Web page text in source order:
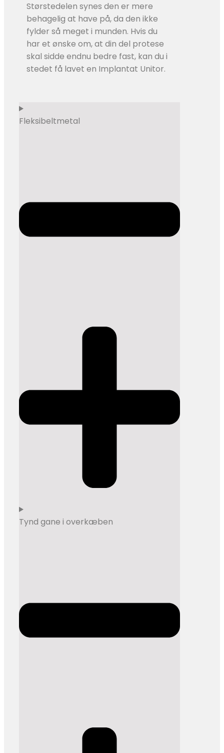
Størstedelen synes den er mere
behagelig at have på, da den ikke
fylder så meget i munden. Hvis du
har et ønske om, at din del protese
skal sidde endnu bedre fast, kan du i
stedet få lavet en Implantat Unitor.​​​​
Fleksibelt​metal
Tynd gane i overkæben